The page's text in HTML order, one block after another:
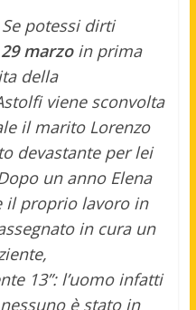
potessi dirti
marzoin prima
della
viene sconvolta
il marito Lorenzo
devastante per lei
un anno Elena
il proprio lavoro in
in cura un
13”: l’uomo infatti
è stato in